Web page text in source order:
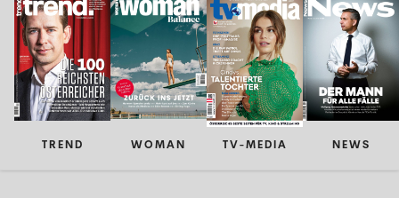
TREND WOMAN TV-MEDIA NEWS